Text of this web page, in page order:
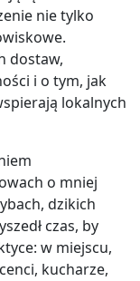
nie tylko
dostaw,
i o tym, jak
lokalnych
o mniej
dzikich
czas, by
w miejscu,
kucharze,